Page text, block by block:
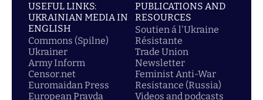
USEFUL LINKS:
UKRAINIAN MEDIA IN
ENGLISH
Commons (Spilne)
Ukrainer
Army Inform
Censor.net
Euromaidan Press
European Pravda
PUBLICATIONS AND
RESOURCES
Soutien á l'Ukraine
Résistante
Trade Union
Newsletter
Feminist Anti-War
Resistance (Russia)
Videos and podcasts